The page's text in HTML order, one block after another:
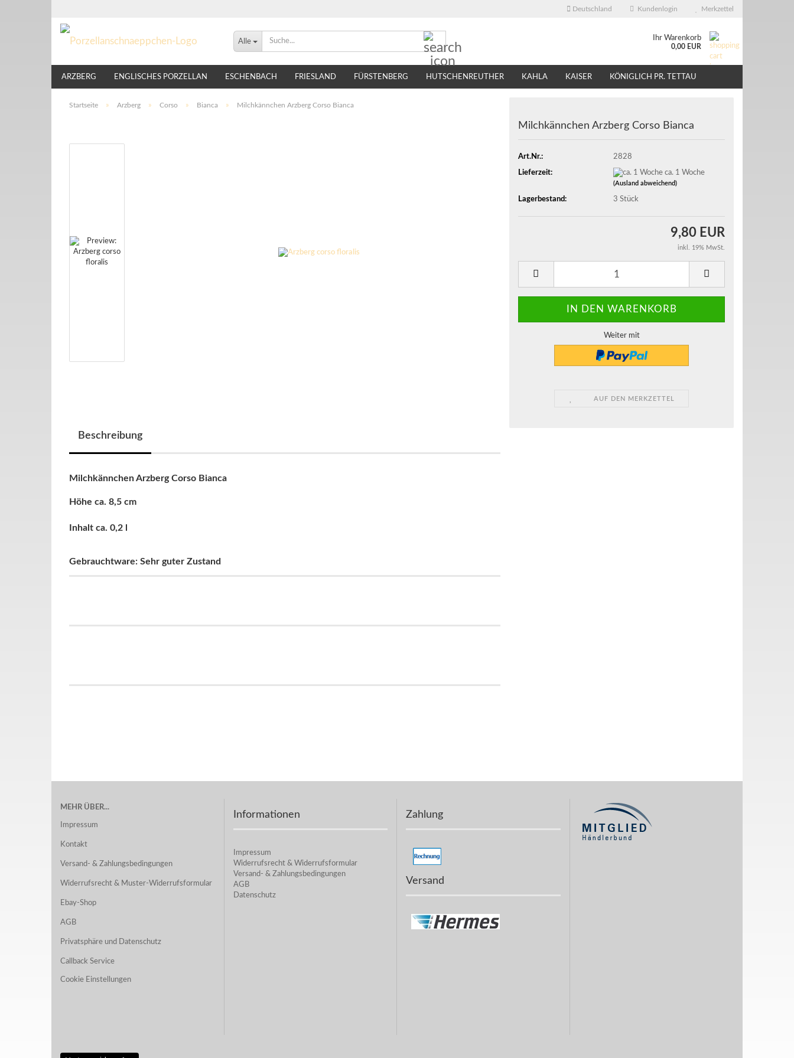
Deutschland Kundenlogin Merkzettel
Alle Ihr Warenkorb
0,00 EUR
ARZBERG ENGLISCHES PORZELLAN ESCHENBACH FRIESLAND FÜRSTENBERG HUTSCHENREUTHER KAHLA KAISER KÖNIGLICH PR. TETTAU
LINDNER NIKKO THOMAS TIRSCHENREUTH
Startseite » Arzberg » Corso » Bianca » Milchkännchen Arzberg Corso Bianca
Milchkännchen Arzberg Corso Bianca
Art.Nr.: 2828
Lieferzeit: ca. 1 Woche
(Ausland abweichend)
Lagerbestand: 3 Stück
9,80 EUR
inkl. 19% MwSt.
Weiter mit
AUF DEN MERKZETTEL
Beschreibung
Milchkännchen Arzberg Corso Bianca
Höhe ca. 8,5 cm
Inhalt ca. 0,2 l
Gebrauchtware: Sehr guter Zustand
MEHR ÜBER...
Impressum
Kontakt
Versand- & Zahlungsbedingungen
Widerrufsrecht & Muster-Widerrufsformular
Ebay-Shop
AGB
Privatsphäre und Datenschutz
Callback Service
Cookie Einstellungen
Informationen
Impressum
Widerrufsrecht & Widerrufsformular
Versand- & Zahlungsbedingungen
AGB
Datenschutz
Zahlung
Versand